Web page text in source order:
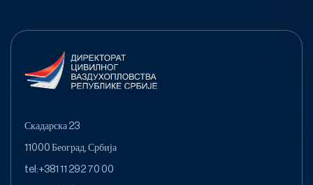
Скадарска 23
11000 Београд, Србија
tel:+381 11 292 70 00